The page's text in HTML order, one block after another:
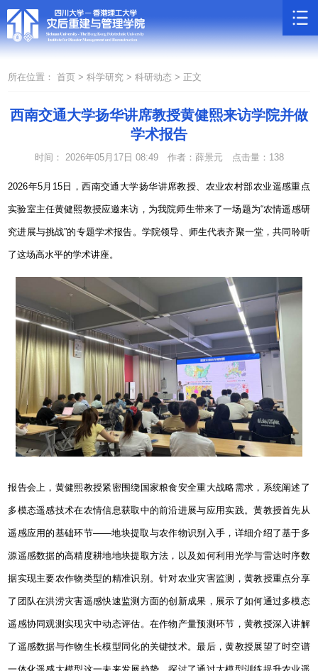
所在位置： 首页 >科学研究 >科研动态 > 正文
西南交通大学扬华讲席教授黄健熙来访学院并做
学术报告
时间： 2026年05月17日 08:49 作者：薛景元 点击量： 138
2026年5月 15日，西南交通大学扬华讲席教授、农业农村部农业遥感重点
实验室主任黄健熙教授应邀来访，为我院师生带来了一场题为“农情遥感研
究进展与挑战”的专题学术报告。学院领导、师生代表齐聚一堂，共同聆听
了这场高水平的学术讲座。
报告会上，黄健熙教授紧密围绕国家粮食安全重大战略需求，系统阐述了
多模态遥感技术在农情信息获取中的前沿进展与应用实践。黄教授首先从
遥感应用的基础环节——地块提取与农作物识别入手，详细介绍了基于多
源遥感数据的高精度耕地地块提取方法，以及如何利用光学与雷达时序数
据实现主要农作物类型的精准识别。针对农业灾害监测，黄教授重点分享
了团队在洪涝灾害遥感快速监测方面的创新成果，展示了如何通过多模态
遥感协同观测实现灾中动态评估。在作物产量预测环节，黄教授深入讲解
了遥感数据与作物生长模型同化的关键技术。最后，黄教授展望了时空谱